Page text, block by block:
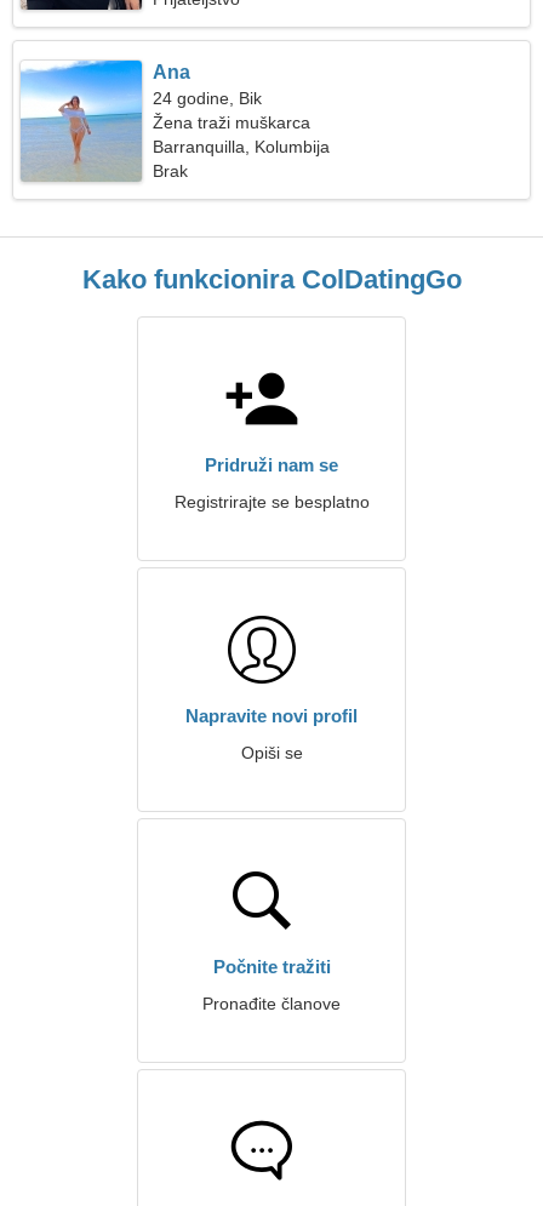
Ana
24 godine, Bik
Žena traži muškarca
Barranquilla, Kolumbija
Brak
Kako funkcionira ColDatingGo
Pridruži nam se
Registrirajte se besplatno
Napravite novi profil
Opiši se
Počnite tražiti
Pronađite članove